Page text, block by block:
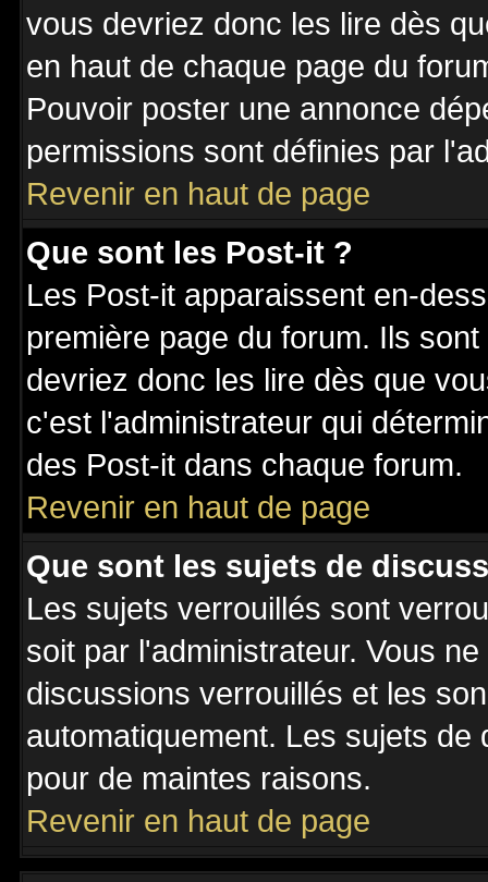
vous devriez donc les lire dès
en haut de chaque page du
Pouvoir poster une annonce
permissions sont définies par
Revenir en haut de page
Que sont les Post-it ?
Les Post-it apparaissent en-
première page du forum. Ils
devriez donc les lire dès que
c'est l'administrateur qui
des Post-it dans chaque forum.
Revenir en haut de page
Que sont les sujets de
Les sujets verrouillés sont
soit par l'administrateur. Vous
discussions verrouillés et les
automatiquement. Les sujets
pour de maintes raisons.
Revenir en haut de page